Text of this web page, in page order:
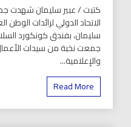
كتبت / عبير سليمان شهدت
الاتحاد الدولي لرائدات
سليمان، بفندق كونكورد
جمعت نخبة من سيدات
والإعلامية...
Read More